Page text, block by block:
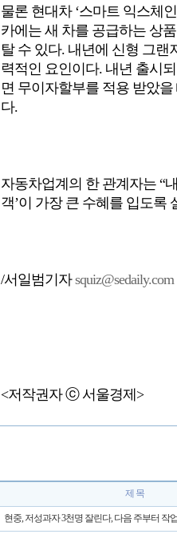
물론 현대차 ‘스마트 익스체
카에는 새 차를 공급하는 상
탈 수 있다. 내년에 신형 그랜
력적인 요인이다. 내년 출시
면 무이자할부를 적용 받았
다.
자동차업계의 한 관계자는 “
객’이 가장 큰 수혜를 입도록
/서일범기자squiz@sedaily.com
<저작권자 ⓒ 서울경제>
제 목
현중, 저성과자 3천명 잘린다, 다음 주부터 작